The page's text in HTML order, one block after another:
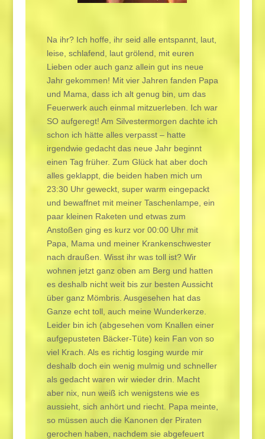
Na ihr? Ich hoffe, ihr seid alle entspannt, laut,
leise, schlafend, laut grölend, mit euren
Lieben oder auch ganz allein gut ins neue
Jahr gekommen! Mit vier Jahren fanden Papa
und Mama, dass ich alt genug bin, um das
Feuerwerk auch einmal mitzuerleben. Ich war
SO aufgeregt! Am Silvestermorgen dachte ich
schon ich hätte alles verpasst – hatte
irgendwie gedacht das neue Jahr beginnt
einen Tag früher. Zum Glück hat aber doch
alles geklappt, die beiden haben mich um
23:30 Uhr geweckt, super warm eingepackt
und bewaffnet mit meiner Taschenlampe, ein
paar kleinen Raketen und etwas zum
Anstoßen ging es kurz vor 00:00 Uhr mit
Papa, Mama und meiner Krankenschwester
nach draußen. Wisst ihr was toll ist? Wir
wohnen jetzt ganz oben am Berg und hatten
es deshalb nicht weit bis zur besten Aussicht
über ganz Mömbris. Ausgesehen hat das
Ganze echt toll, auch meine Wunderkerze.
Leider bin ich (abgesehen vom Knallen einer
aufgepusteten Bäcker-Tüte) kein Fan von so
viel Krach. Als es richtig losging wurde mir
deshalb doch ein wenig mulmig und schneller
als gedacht waren wir wieder drin. Macht
aber nix, nun weiß ich wenigstens wie es
aussieht, sich anhört und riecht. Papa meinte,
so müssen auch die Kanonen der Piraten
gerochen haben, nachdem sie abgefeuert